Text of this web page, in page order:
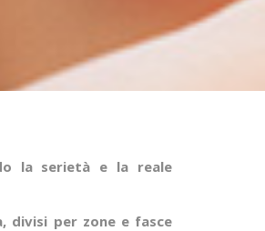
la serietà e la reale
divisi per zone e fasce